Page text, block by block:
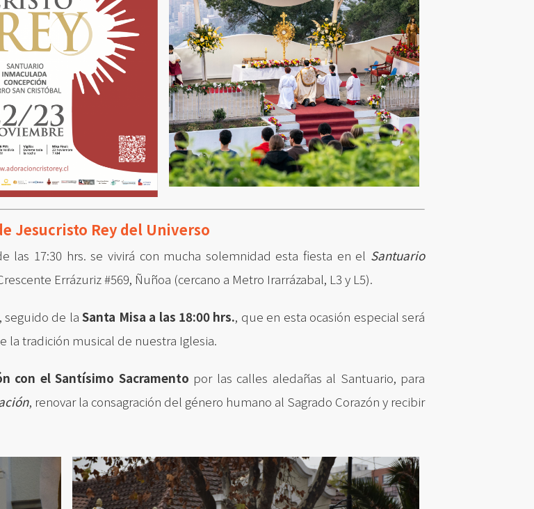
Jesucristo Rey del Universo
las 17:30 hrs.se vivirá con mucha solemnidad esta fiesta en el Santuario
Errázuriz #569, Ñuñoa (cercano a Metro Irarrázabal, L3 y L5).
, seguido de laSanta Misa a las 18:00 hrs., que en esta ocasión especial será
la tradición musical de nuestra Iglesia.
con el Santísimo Sacramento por las calles aledañas al Santuario, para
, renovar la consagración del género humano al Sagrado Corazón y recibir